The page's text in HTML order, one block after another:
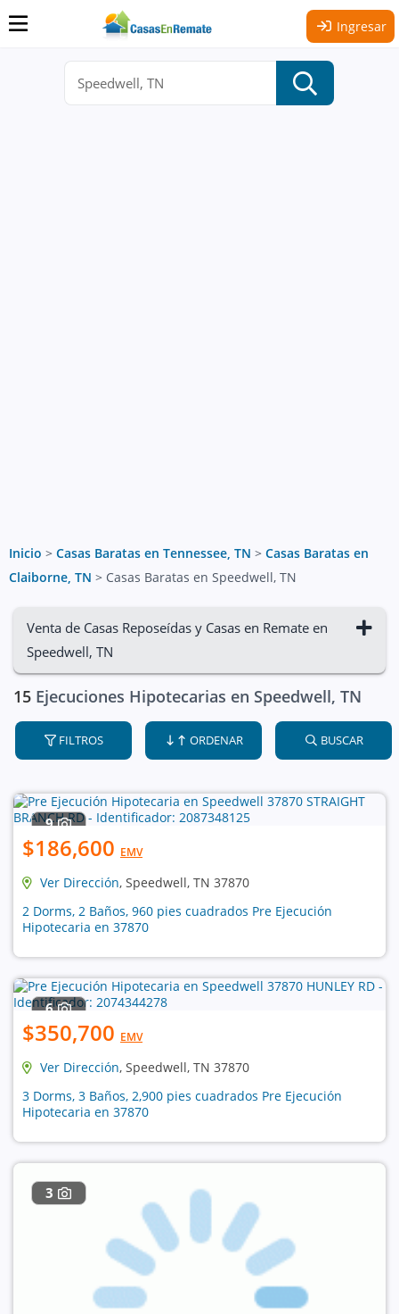
Ingresar
Inicio > Casas Baratas en Tennessee, TN > Casas Baratas en
Claiborne, TN > Casas Baratas en Speedwell, TN
Venta de Casas Reposeídas y Casas en Remate en
Speedwell, TN
15 Ejecuciones Hipotecarias en Speedwell, TN
FILTROS ORDENAR BUSCAR
9
$186,600 EMV
Ver Dirección, Speedwell, TN 37870
2 Dorms, 2 Baños, 960 pies cuadrados Pre Ejecución
Hipotecaria en 37870
6
$350,700 EMV
Ver Dirección, Speedwell, TN 37870
3 Dorms, 3 Baños, 2,900 pies cuadrados Pre Ejecución
Hipotecaria en 37870
3